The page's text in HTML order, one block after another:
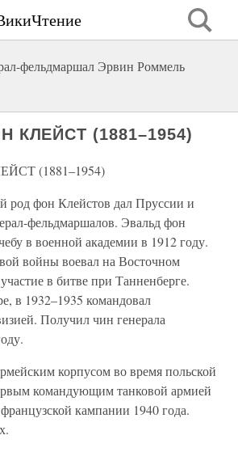
фельдмаршал Эрвин Роммель
КЛЕЙСТ (1881–1954)
(1881–1954)
род фон Клейстов дал Пруссии и
фельдмаршалов. Эвальд фон
в военной академии в 1912 году.
войны воевал на Восточном
в битве при Танненберге.
в 1932–1935 командовал
Получил чин генерала
корпусом во время польской
командующим танковой армией
кампании 1940 года.